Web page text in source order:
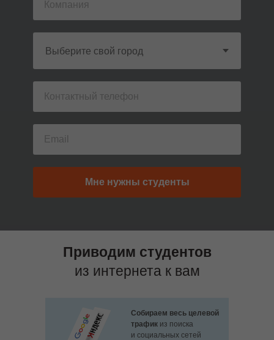
block from
Мне нужны студенты
Приводим студентов
из интернета к вам
Собираем весь целевой
трафик из поиска
и социальных сетей